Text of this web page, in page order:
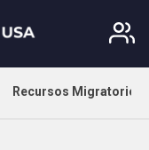
Recursos Migratorios